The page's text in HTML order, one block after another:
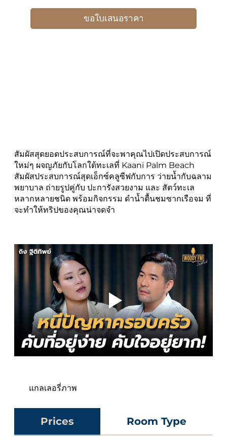
ขอใบเสนอราคา
สัมผัสสุดยอดประสบการณ์ที่จะพาคุณไปเปิดประสบการณ์
ใหม่ๆ ผจญภัยกับโลกใต้ทะเลที่ Kaani Palm Beach
สัมผัสประสบการณ์สุดเอ็กซ์คลูซีฟกับการ ว่ายน้ำกับฉลาม
พยาบาล ถ่ายรูปคู่กับ ปะการังสวยงาม และ สัตว์ทะเล
หลากหลายชนิด พร้อมกิจกรรม ดำน้ำตื้นชมซากเรือจม ที่
จะทำให้ทริปของคุณน่าจดจำ
Prices Room Type
แกลเลอรี่ภาพ